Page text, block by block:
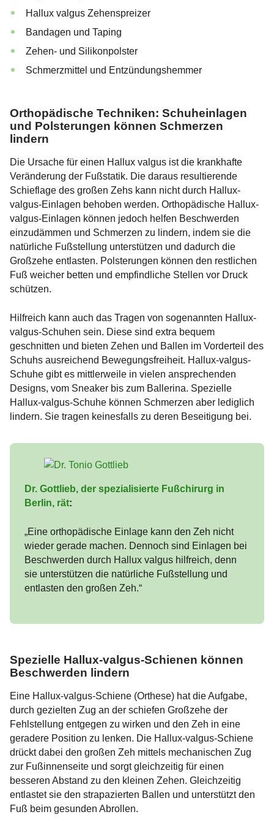
Hallux valgus Zehenspreizer
Bandagen und Taping
Zehen- und Silikonpolster
Schmerzmittel und Entzündungshemmer
Orthopädische Techniken: Schuheinlagen
und Polsterungen können Schmerzen
lindern
Die Ursache für einen Hallux valgus ist die krankhafte
Veränderung der Fußstatik. Die daraus resultierende
Schieflage des großen Zehs kann nicht durch Hallux-
valgus-Einlagen behoben werden. Orthopädische Hallux-
valgus-Einlagen können jedoch helfen Beschwerden
einzudämmen und Schmerzen zu lindern, indem sie die
natürliche Fußstellung unterstützen und dadurch die
Großzehe entlasten. Polsterungen können den restlichen
Fuß weicher betten und empfindliche Stellen vor Druck
schützen.
Hilfreich kann auch das Tragen von sogenannten Hallux-
valgus-Schuhen sein. Diese sind extra bequem
geschnitten und bieten Zehen und Ballen im Vorderteil des
Schuhs ausreichend Bewegungsfreiheit. Hallux-valgus-
Schuhe gibt es mittlerweile in vielen ansprechenden
Designs, vom Sneaker bis zum Ballerina. Spezielle
Hallux-valgus-Schuhe können Schmerzen aber lediglich
lindern. Sie tragen keinesfalls zu deren Beseitigung bei.
Dr. Gottlieb, der spezialisierte Fußchirurg in
Berlin, rät:
„Eine orthopädische Einlage kann den Zeh nicht
wieder gerade machen. Dennoch sind Einlagen bei
Beschwerden durch Hallux valgus hilfreich, denn
sie unterstützen die natürliche Fußstellung und
entlasten den großen Zeh.“
Spezielle Hallux-valgus-Schienen können
Beschwerden lindern
Eine Hallux-valgus-Schiene (Orthese) hat die Aufgabe,
durch gezielten Zug an der schiefen Großzehe der
Fehlstellung entgegen zu wirken und den Zeh in eine
geradere Position zu lenken. Die Hallux-valgus-Schiene
drückt dabei den großen Zeh mittels mechanischen Zug
zur Fußinnenseite und sorgt gleichzeitig für einen
besseren Abstand zu den kleinen Zehen. Gleichzeitig
entlastet sie den strapazierten Ballen und unterstützt den
Fuß beim gesunden Abrollen.